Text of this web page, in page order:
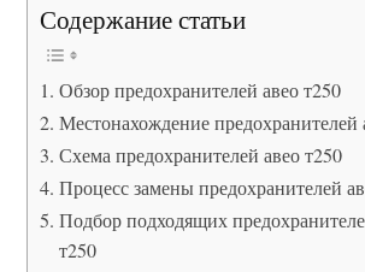
Содержание статьи
Обзор предохранителей авео т250
Местонахождение предохранителей
Схема предохранителей авео т250
Процесс замены предохранителей
Подбор подходящих
т250